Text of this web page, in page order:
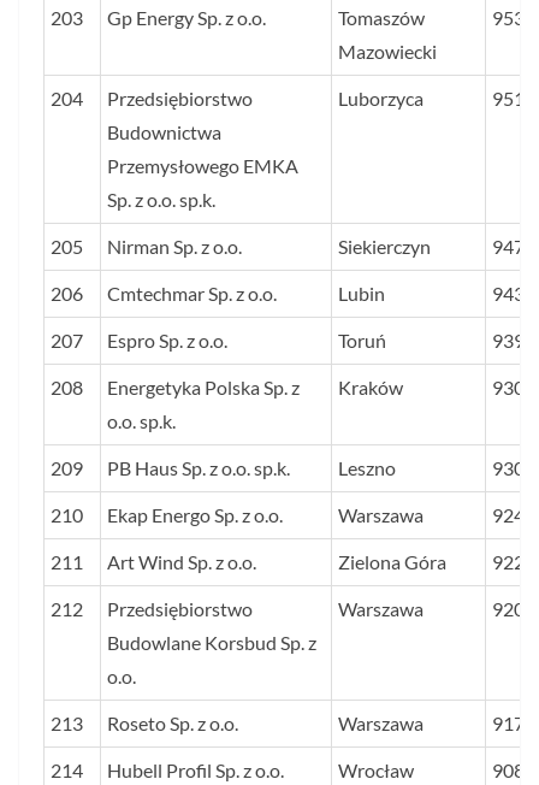
203 Gp Energy Sp. z o.o.
Tomaszów
Mazowiecki
953
204
Przedsiębiorstwo
Budownictwa
Przemysłowego EMKA
Sp. z o.o. sp.k.
Luborzyca 951
205 Nirman Sp. z o.o. Siekierczyn 947
206 Cmtechmar Sp. z o.o. Lubin 943
207 Espro Sp. z o.o. Toruń 939
208
Energetyka Polska Sp. z
o.o. sp.k.
Kraków 930
209 PB Haus Sp. z o.o. sp.k. Leszno 930
210 Ekap Energo Sp. z o.o. Warszawa 924
211 Art Wind Sp. z o.o. Zielona Góra 922
212
Przedsiębiorstwo
Budowlane Korsbud Sp. z
o.o.
Warszawa 920
213 Roseto Sp. z o.o. Warszawa 917
214 Hubell Profil Sp. z o.o. Wrocław 908